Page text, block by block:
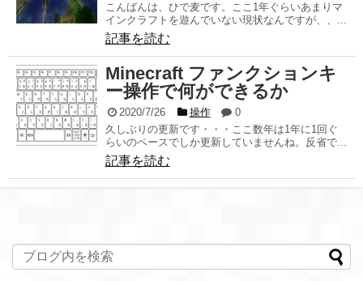
こんばんは、ひで麦です。ここ1年ぐらいあまりマ
インクラフトを遊んでいない現状なんですが、、...
記事を読む
Minecraft ファンクションキ
ー操作で何ができるか
2020/7/26 操作
0
久しぶりの更新です・・・ここ数年は1年に1回ぐ
らいのペースでしか更新していませんね。反省で...
記事を読む